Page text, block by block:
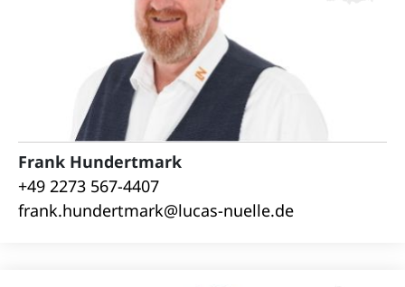
Frank Hundertmark
+49 2273 567-4407
frank.hundertmark@lucas-nuelle.de